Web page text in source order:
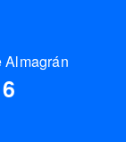
Almagrán